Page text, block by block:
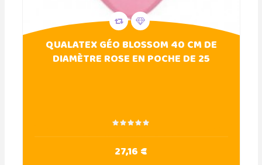
QUALATEX GÉO BLOSSOM 40 CM DE
DIAMÈTRE ROSE EN POCHE DE 25
27,16 €